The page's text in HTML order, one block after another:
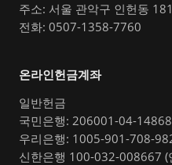
주소: 서울 관악구 인헌동
전화: 0507-1358-7760
온라인헌금계좌
일반헌금
국민은행: 206001-04-
우리은행: 1005-901-708-
신한은행 100-032-008667 (